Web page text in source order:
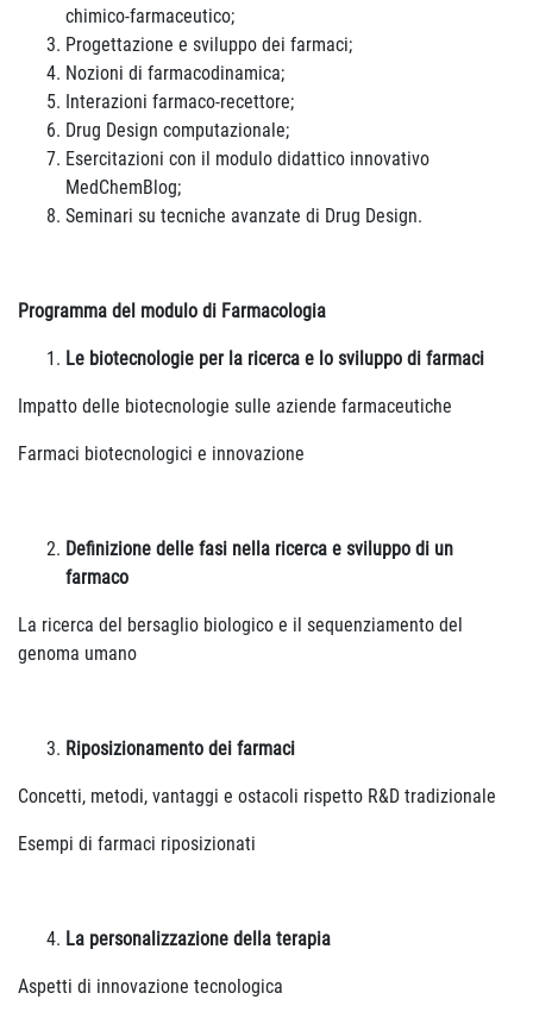
chimico-farmaceutico;
Progettazione e sviluppo dei farmaci;
Nozioni di farmacodinamica;
Interazioni farmaco-recettore;
Drug Design computazionale;
Esercitazioni con il modulo didattico innovativo
MedChemBlog;
Seminari su tecniche avanzate di Drug Design.
Programma del modulo di Farmacologia
Le biotecnologie per la ricerca e lo sviluppo di farmaci
Impatto delle biotecnologie sulle aziende farmaceutiche
Farmaci biotecnologici e innovazione
Definizione delle fasi nella ricerca e sviluppo di un
farmaco
La ricerca del bersaglio biologico e il sequenziamento del
genoma umano
Riposizionamento dei farmaci
Concetti, metodi, vantaggi e ostacoli rispetto R&D tradizionale
Esempi di farmaci riposizionati
La personalizzazione della terapia
Aspetti di innovazione tecnologica